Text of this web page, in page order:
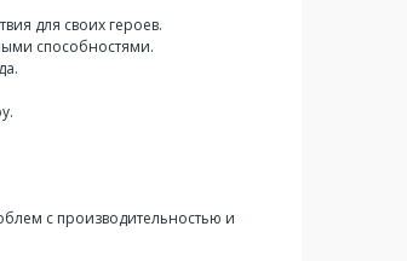
для своих героев.
способностями.
с производительностью и